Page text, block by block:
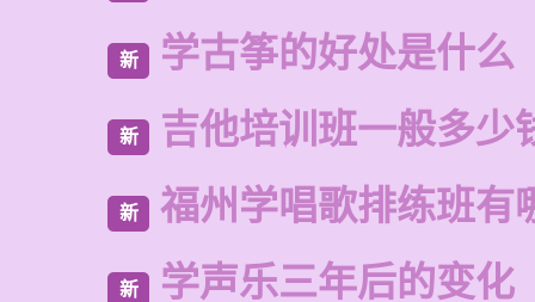
新 学古筝的好处是什么
新 吉他培训班一般多少
新 福州学唱歌排练班有
新 学声乐三年后的变化